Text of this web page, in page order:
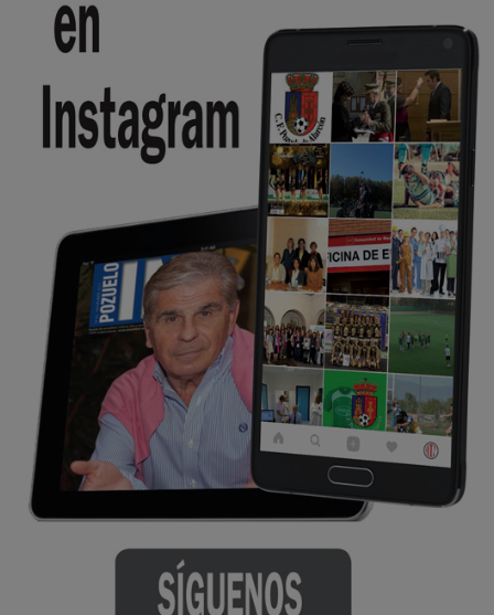
se va porke no tiene piscina 🤪🤪🤪
Pozuelo de Alarcón
🔴 EXCLUSIVA | El comisario de la …